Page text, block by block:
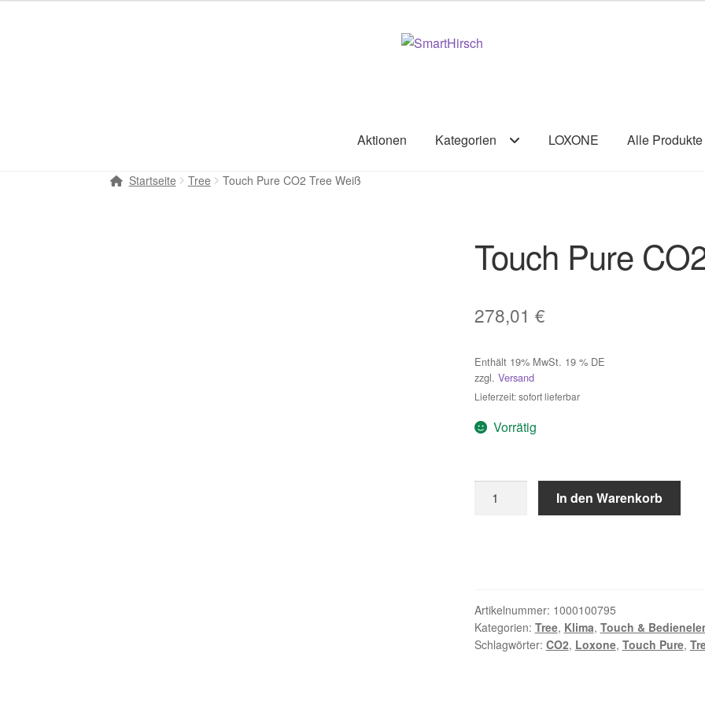
Aktionen Kategorien LOXONE Alle Produkte
Startseite Tree Touch Pure CO2 Tree Weiß
Touch Pure
278,01 €
Enthält 19% MwSt. 19 % DE
zzgl. Versand
Lieferzeit: sofort lieferbar
Vorrätig
In den Warenkorb
Artikelnummer: 1000100795
Kategorien: Tree, Klima, Touch &
Schlagwörter: CO2, Loxone, Touch Pure,